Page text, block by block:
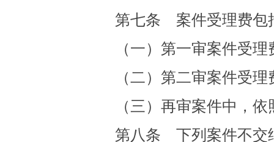
第七条 案件受理费包
（一）第一审案件受理
（二）第二审案件受理
（三）再审案件中，依
第八条 下列案件不交